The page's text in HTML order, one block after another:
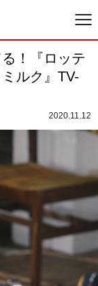
！『ロッテ
ルク』TV-
2020.11.12